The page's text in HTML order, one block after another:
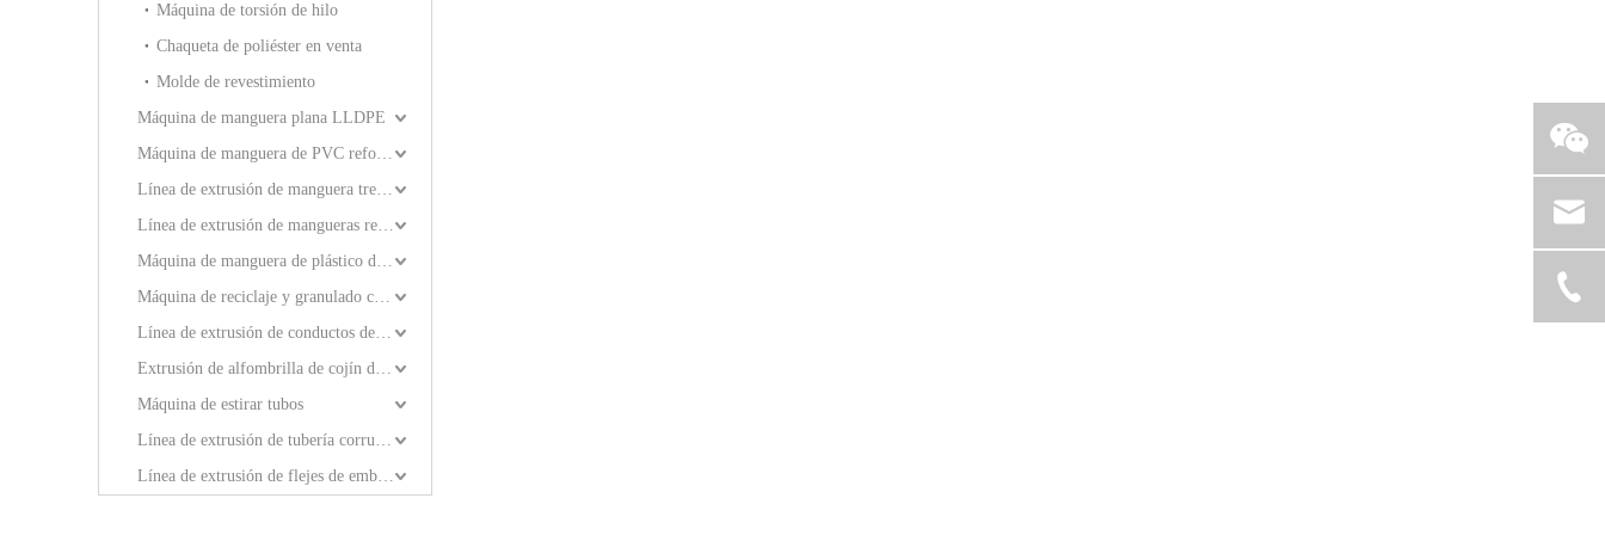
Máquina de torsión de hilo
Chaqueta de poliéster en venta
Molde de revestimiento
Máquina de manguera plana LLDPE
Máquina de manguera de PVC reforzada en espiral
Línea de extrusión de manguera trenzada de PVC
Línea de extrusión de mangueras reforzadas con alambre de resorte
Máquina de manguera de plástico de una sola capa
Máquina de reciclaje y granulado compuesto
Línea de extrusión de conductos de aire de TPU
Extrusión de alfombrilla de cojín de plástico
Máquina de estirar tubos
Línea de extrusión de tubería corrugada de pared simple
Línea de extrusión de flejes de embalaje